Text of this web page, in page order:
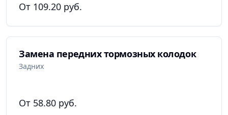
От 109.20 руб.
Замена передних тормозных колодок
Задних
От 58.80 руб.